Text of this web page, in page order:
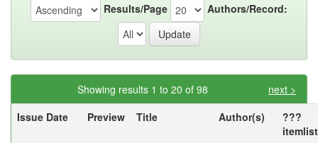
Results/Page
Authors/Record:
Showing results 1 to 20 of 98
next >
Issue Date
Preview Title Author(s)
???